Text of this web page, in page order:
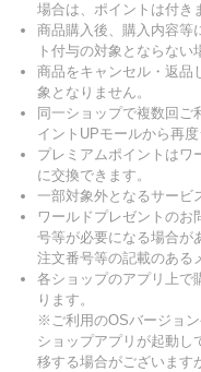
場合は、ポイントは付き
商品購入後、購入内容等
ト付与の対象とならない
商品をキャンセル・返品
象となりません。
同一ショップで複数回ご
イントUPモールから再
プレミアムポイントはワ
に交換できます。
一部対象外となるサービ
ワールドプレゼントのお
号等が必要になる場合が
注文番号等の記載のある
各ショップのアプリ上で
ります。
※ご利用のOSバージョ
ショップアプリが起動し
移する場合がございます